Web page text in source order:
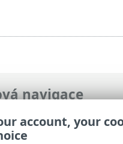
navigace
nápověda> ESET
account, your